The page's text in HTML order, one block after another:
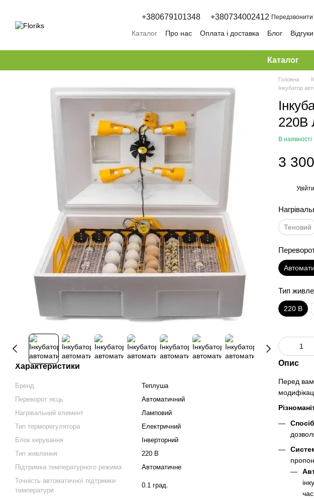
+380679101348 +380734002412
Каталог Про нас Оплата і доставка Блог
Каталог
Характеристики
Бренд
Теплуша
Переворот яєць
Автоматичний
Нагрівальний елемент
Ламповий
Тип терморегулятора
Електричний
Блок керування
Інверторний
Тип живлення
220 В
Підтримка температурного режима
Автоматичне
Точність автоматичної підтримки
температури
0.1 град.
Головна
Інкубатор
220В
В наявності
3
Увійти
Теновий
Тип
220 В
Опис
Перед